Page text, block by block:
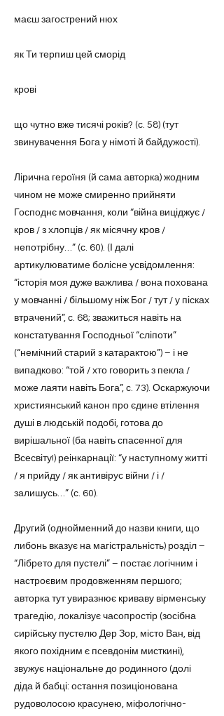
маєш загострений нюх
як Ти терпиш цей сморід
крові
що чутно вже тисячі років? (с. 58) (тут
звинувачення Бога у німоті й байдужості).
Лірична героїня (й сама авторка) жодним
чином не може смиренно прийняти
Господнє мовчання, коли “війна виціджує /
кров / з хлопців / як місячну кров /
непотрібну…” (с. 60). (І далі
артикулюватиме болісне усвідомлення:
“історія моя дуже важлива / вона похована
у мовчанні / більшому ніж Бог / тут / у пісках
втрачений”, с. 68; зважиться навіть на
констатування Господньої “сліпоти”
(“немічний старий з катарактою”) – і не
випадково: “той / хто говорить з пекла /
може лаяти навіть Бога”, с. 73). Оскаржуючи
християнський канон про єдине втілення
душі в людській подобі, готова до
вирішальної (ба навіть спасенної для
Всесвіту!) реінкарнації: “у наступному житті
/ я прийду / як антивірус війни / і /
залишусь…” (с. 60).
Другий (однойменний до назви книги, що
либонь вказує на магістральність) розділ –
“Лібрето для пустелі” – постає логічним і
настроєвим продовженням першого;
авторка тут увиразнює криваву вірменську
трагедію, локалізує часопростір (зосібна
сирійську пустелю Дер Зор, місто Ван, від
якого похідним є псевдонім мисткині),
звужує національне до родинного (долі
діда й бабці: остання позиціонована
рудоволосою красунею, міфологічно-